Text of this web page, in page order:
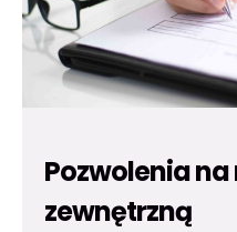
Pozwolenia
zewnętrzną